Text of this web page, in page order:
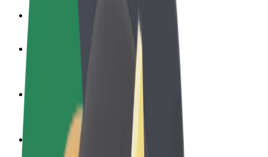
Često postavljana pitanja
Zarađuj po vlastitim uvjetima
Postani dostavljač
Dostavljaj hranu i primaj tjedne isplate
Dodaj restoran ili trgovinu